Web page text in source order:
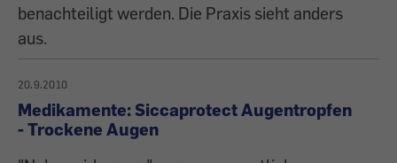
benachteiligt werden. Die Praxis sieht anders
aus.
20.9.2010
Medikamente: Siccaprotect Augentropfen
- Trockene Augen